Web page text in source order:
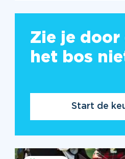
Zie je door
het bos
Start de